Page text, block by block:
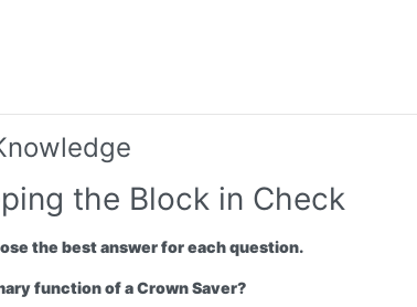
the Block in Check
the best answer for each question.
function of a Crown Saver?